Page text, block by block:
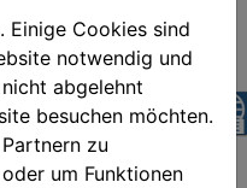
Tanktop
18,00
Einige Cookies sind
notwendig und
abgelehnt
besuchen möchten.
zu
um Funktionen